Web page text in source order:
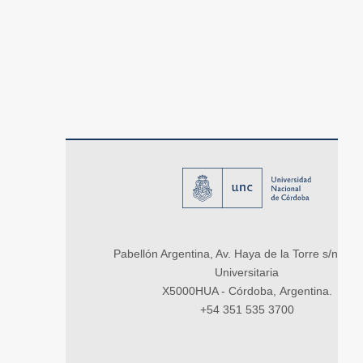
Pabellón Argentina, Av. Haya de la Torre s/n,
Universitaria
X5000HUA - Córdoba, Argentina.
+54 351 535 3700